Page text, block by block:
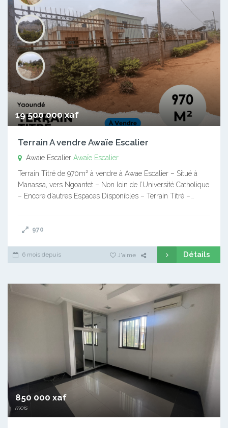
19 500 000 xaf
Terrain A vendre Awaïe Escalier
Awaïe Escalier Awaïe Escalier
Terrain Titré de 970m² à vendre à Awae Escalier – Situé à
Manassa, vers Ngoantet – Non loin de l’Université Catholique
– Encore d’autres Espaces Disponibles – Terrain Titré –…
970
6 mois depuis J'aime Détails
850 000 xaf
mois